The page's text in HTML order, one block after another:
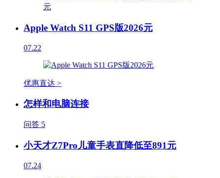
Apple Watch S11 GPS版2026元
07.22
优惠直达 >
怎样和电脑连接
问答 5
小天才Z7Pro儿童手表直降低至891元
07.24